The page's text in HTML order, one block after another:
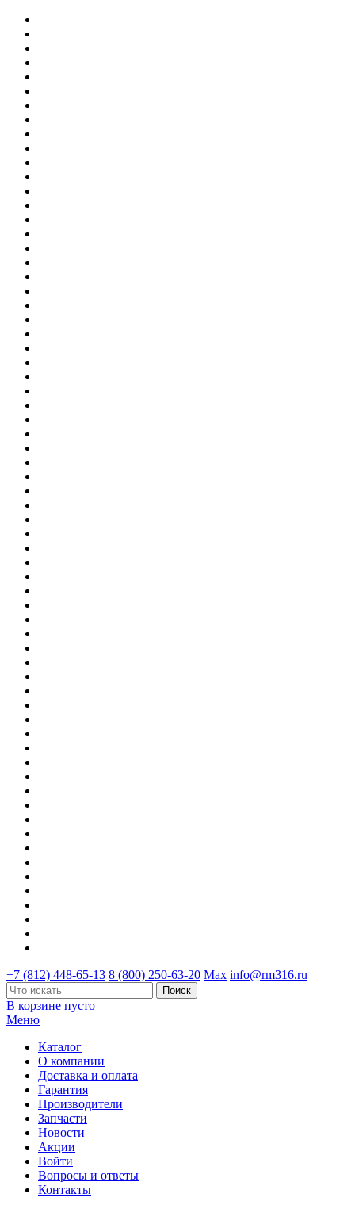
+7 (812) 448-65-13 8 (800) 250-63-20 Max info@rm316.ru
В корзине пусто
Меню
Каталог
О компании
Доставка и оплата
Гарантия
Производители
Запчасти
Новости
Акции
Войти
Вопросы и ответы
Контакты